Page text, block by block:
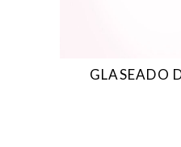
GLASEADO